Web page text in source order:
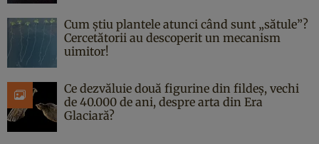
Cum știu plantele atunci când sunt „sătule”?
Cercetătorii au descoperit un mecanism
uimitor!
Ce dezvăluie două figurine din fildeș, vechi
de 40.000 de ani, despre arta din Era
Glaciară?